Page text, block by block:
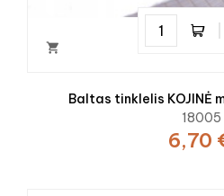

Baltas tinklelis KOJINĖ
18005
6,70